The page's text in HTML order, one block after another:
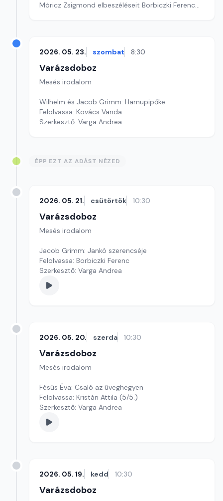
Móricz Zsigmond elbeszéléseit Borbiczki Ferenc
2026. 05. 23.
szombat 8:30
Varázsdoboz
Mesés irodalom
Wilhelm és Jacob Grimm: Hamupipőke
Felolvassa: Kovács Vanda
Szerkesztő: Varga Andrea
ÉPP EZT AZ ADÁST NÉZED
2026. 05. 21. csütörtök 10:30
Varázsdoboz
Mesés irodalom
Jacob Grimm: Jankó szerencséje
Felolvassa: Borbiczki Ferenc
Szerkesztő: Varga Andrea
2026. 05. 20. szerda 10:30
Varázsdoboz
Mesés irodalom
Fésűs Éva: Csaló az üveghegyen
Felolvassa: Kristán Attila (5/5.)
Szerkesztő: Varga Andrea
2026. 05. 19. kedd 10:30
Varázsdoboz